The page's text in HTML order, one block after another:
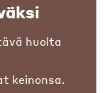
huolta
keinonsa.